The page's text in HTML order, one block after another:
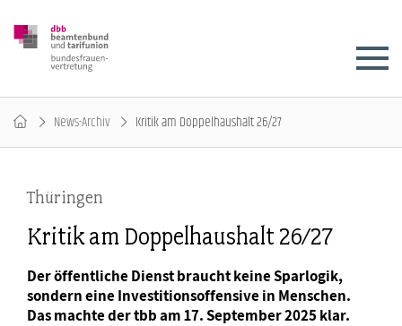
News-Archiv Kritik am Doppelhaushalt 26/27
Thüringen
Kritik am Doppelhaushalt 26/27
Der öffentliche Dienst braucht keine Sparlogik,
sondern eine Investitionsoffensive in Menschen.
Das machte der tbb am 17. September 2025 klar.